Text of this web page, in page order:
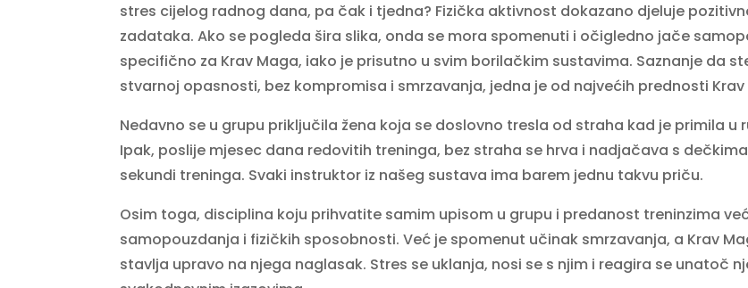
stres cijelog radnog dana, pa čak i tjedna? Fizička aktivnost dokazano djeluje
zadataka. Ako se pogleda šira slika, onda se mora spomenuti i očigledno jače
specifično za Krav Maga, iako je prisutno u svim borilačkim sustavima. Saznanje da
stvarnoj opasnosti, bez kompromisa i smrzavanja, jedna je od najvećih prednosti
Nedavno se u grupu priključila žena koja se doslovno tresla od straha kad je primila
Ipak, poslije mjesec dana redovitih treninga, bez straha se hrva i nadjačava s
sekundi treninga. Svaki instruktor iz našeg sustava ima barem jednu takvu priču.
Osim toga, disciplina koju prihvatite samim upisom u grupu i predanost treninzima
samopouzdanja i fizičkih sposobnosti. Već je spomenut učinak smrzavanja, a Krav
stavlja upravo na njega naglasak. Stres se uklanja, nosi se s njim i reagira se unatoč